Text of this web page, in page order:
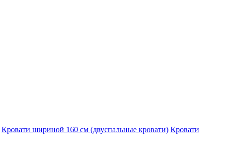
Кровати шириной 160 см (двуспальные кровати) Кровати